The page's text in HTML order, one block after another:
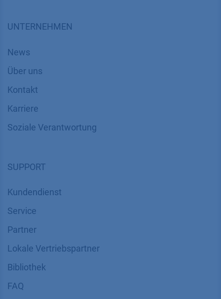
UNTERNEHMEN
News
Über uns
Kontakt
Karriere
Soziale Verantwortung
SUPPORT
Kundendienst
Service
Partner
Lokale Vertriebspartner
Bibliothek
FAQ